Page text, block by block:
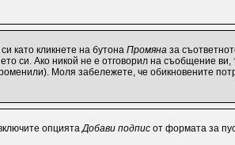
като кликнете на бутона Промяна за
си. Ако никой не е отговорил на съобщение ви,
Моля забележете, че обикновените
опциятаДобави подпис от формата за